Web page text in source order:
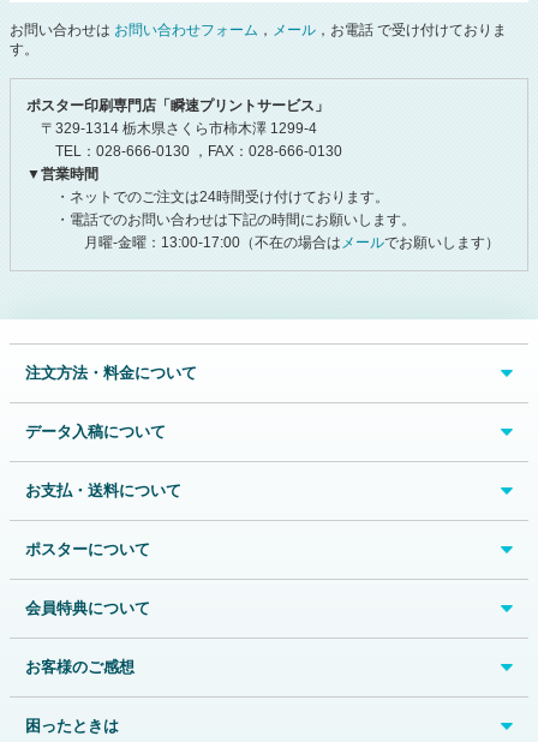
お問い合わせは お問い合わせフォーム ， メール ，お電話 で受け付けておりま
す。
ポスター印刷専門店「瞬速プリントサービス」
〒329-1314 栃木県さくら市柿木澤 1299-4
TEL：028-666-0130 ，FAX：028-666-0130
▼営業時間
・ネットでのご注文は24時間受け付けております。
・電話でのお問い合わせは下記の時間にお願いします。
月曜-金曜：13:00-17:00（不在の場合はメールでお願いします）
注文方法・料金について
データ入稿について
お支払・送料について
ポスターについて
会員特典について
お客様のご感想
困ったときは